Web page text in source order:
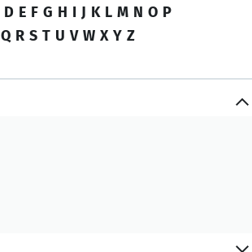
D E F G H I J K L M N O P
Q R S T U V W X Y Z